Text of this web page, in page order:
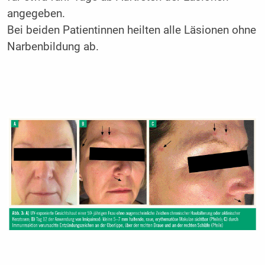
angegeben.
Bei beiden Patientinnen heilten alle Läsionen ohne
Narbenbildung ab.